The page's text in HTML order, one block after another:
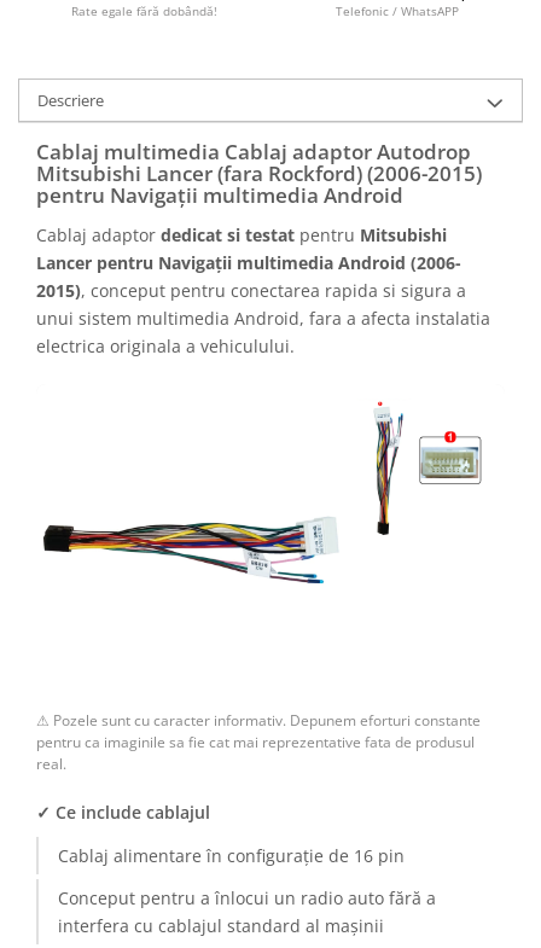
Camere marșarier auto
Camere Skoda
Camere Volkswagen
Camere Mercedes Benz
Camere Audi
Camere BMW
Camere Peugeot
Camere înregistrare trafic
Accesorii multimedia
Rate egale fără dobândă! Telefonic / WhatsAPP
Descriere
Cablaj multimedia Cablaj adaptor Autodrop
Mitsubishi Lancer (fara Rockford) (2006-2015)
pentru Navigații multimedia Android
Cablaj adaptor dedicat si testat pentru Mitsubishi
Lancer pentru Navigații multimedia Android (2006-
2015), conceput pentru conectarea rapida si sigura a
unui sistem multimedia Android, fara a afecta instalatia
electrica originala a vehiculului.
⚠ Pozele sunt cu caracter informativ. Depunem eforturi constante
pentru ca imaginile sa fie cat mai reprezentative fata de produsul
real.
✓ Ce include cablajul
Cablaj alimentare în configurație de 16 pin
Conceput pentru a înlocui un radio auto fără a
interfera cu cablajul standard al mașinii